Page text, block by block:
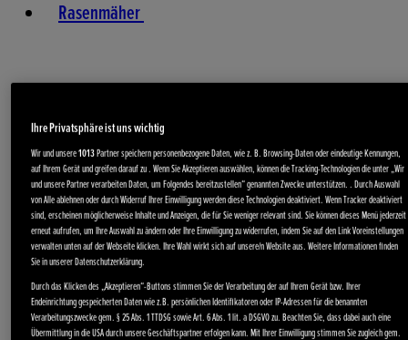
Rasenmäher
Gartengeräte
Ihre Privatsphäre ist uns wichtig
Wir und unsere1013Partner speichern personenbezogene Daten, wie z. B. Browsing-Daten oder eindeutige Kennungen,
auf Ihrem Gerät und greifen darauf zu . Wenn Sie Akzeptieren auswählen, können die Tracking-Technologien die unter „Wir
und unsere Partner verarbeiten Daten, um Folgendes bereitzustellen“ genannten Zwecke unterstützen. . Durch Auswahl
von Alle ablehnen oder durch Widerruf Ihrer Einwilligung werden diese Technologien deaktiviert. Wenn Tracker deaktiviert
sind, erscheinen möglicherweise Inhalte und Anzeigen, die für Sie weniger relevant sind. Sie können dieses Menü jederzeit
erneut aufrufen, um Ihre Auswahl zu ändern oder Ihre Einwilligung zu widerrufen, indem Sie auf den Link Voreinstellungen
verwalten unten auf der Webseite klicken. Ihre Wahl wirkt sich auf unsere/n Website aus. Weitere Informationen finden
Sie in unserer Datenschutzerklärung.
Durch das Klicken des „Akzeptieren“-Buttons stimmen Sie der Verarbeitung der auf Ihrem Gerät bzw. Ihrer
Endeinrichtung gespeicherten Daten wie z.B. persönlichen Identifikatoren oder IP-Adressen für die benannten
Verarbeitungszwecke gem. § 25 Abs. 1 TTDSG sowie Art. 6 Abs. 1 lit. a DSGVO zu. Beachten Sie, dass dabei auch eine
Übermittlung in die USA durch unsere Geschäftspartner erfolgen kann. Mit Ihrer Einwilligung stimmen Sie zugleich gem.